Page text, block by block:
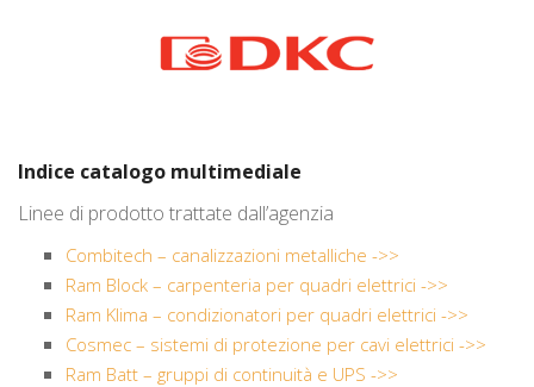
Indice catalogo multimediale
Linee di prodotto trattate dall’agenzia
Combitech – canalizzazioni metalliche ->>
Ram Block – carpenteria per quadri elettrici ->>
Ram Klima – condizionatori per quadri elettrici ->>
Cosmec – sistemi di protezione per cavi elettrici ->>
Ram Batt – gruppi di continuità e UPS ->>